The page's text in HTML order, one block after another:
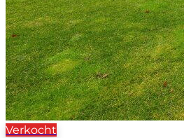
Verkocht